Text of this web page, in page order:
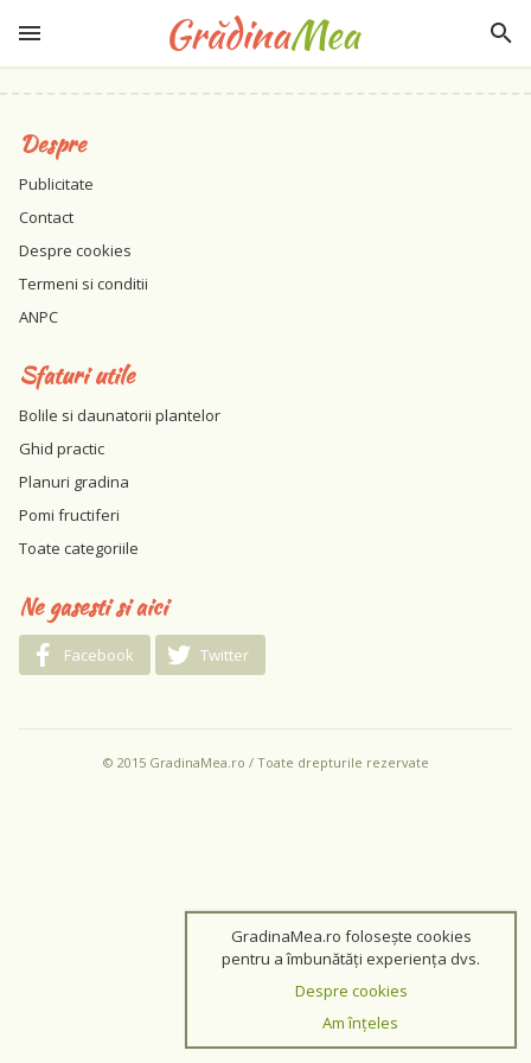
Despre
Publicitate
Contact
Despre cookies
Termeni si conditii
ANPC
Sfaturi utile
Bolile si daunatorii plantelor
Ghid practic
Planuri gradina
Pomi fructiferi
Toate categoriile
Ne gasesti si aici
Facebook Twitter
© 2015 GradinaMea.ro / Toate drepturile rezervate
GradinaMea.ro folosește cookies
pentru a îmbunătăți experiența dvs.
Despre cookies
Am înțeles